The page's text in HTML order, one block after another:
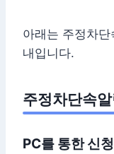
아래는 주정차
내입니다.
주정차단속
PC를 통한 신